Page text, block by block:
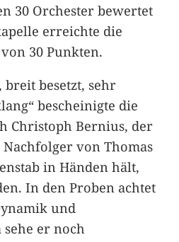
30 Orchester bewertet
erreichte die
30 Punkten.
breit besetzt, sehr
bescheinigte die
Christoph Bernius, der
von Thomas
in Händen hält,
In den Proben achtet
und
sehe er noch